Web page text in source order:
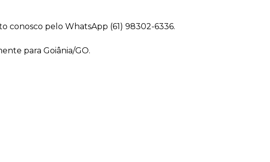
conosco pelo WhatsApp (61) 98302-6336.
para Goiânia/GO.